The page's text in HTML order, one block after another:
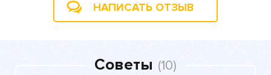
НАПИСАТЬ ОТЗЫВ
Советы (10)